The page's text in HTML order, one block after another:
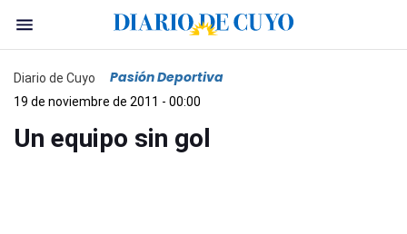
Diario de Cuyo Pasión Deportiva
19 de noviembre de 2011 - 00:00
Un equipo sin gol